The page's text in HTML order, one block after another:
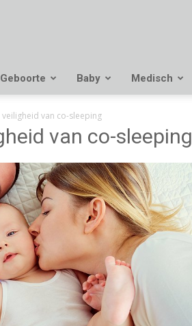
Geboorte Baby Medisch
veiligheid van co-sleeping
van co-sleeping